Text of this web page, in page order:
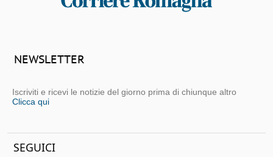
NEWSLETTER
Iscriviti e ricevi le notizie del giorno prima di chiunque altro
Clicca qui
SEGUICI